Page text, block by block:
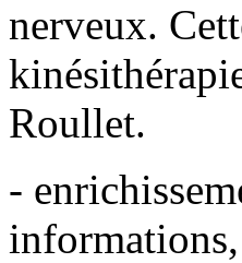
nerveux.
Roullet.
-
informations,